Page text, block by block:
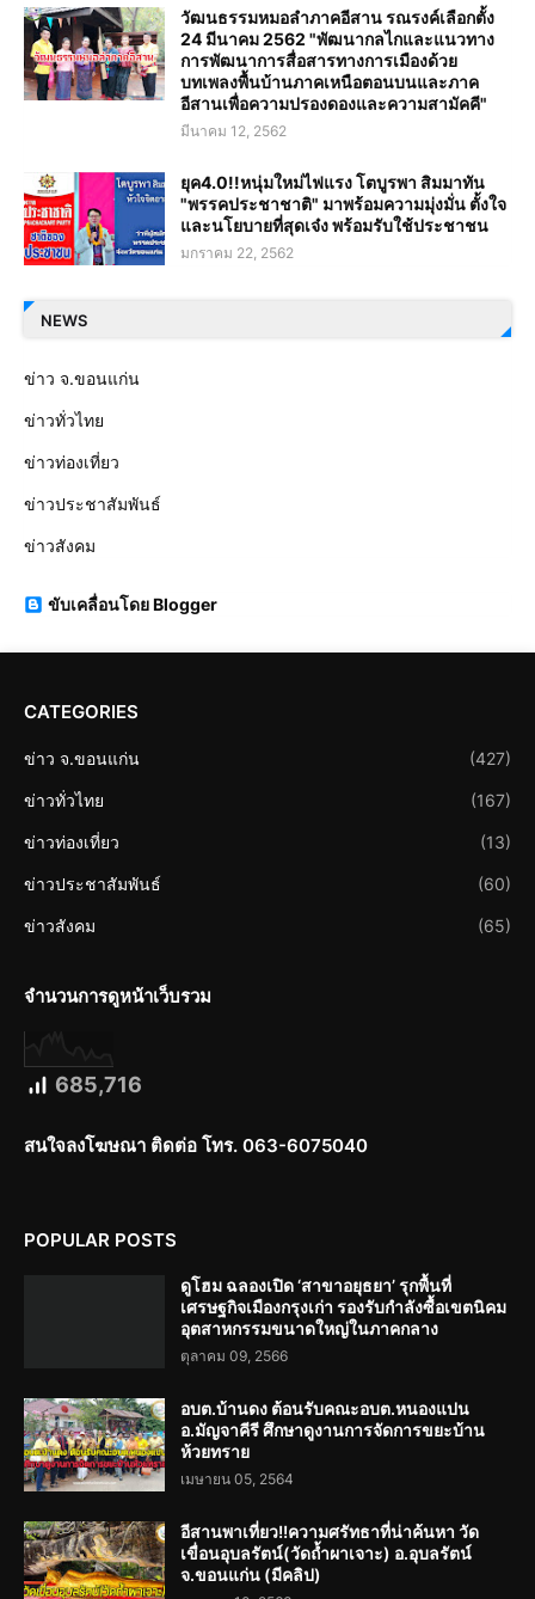
วัฒนธรรมหมอลำภาคอีสาน รณรงค์เลือกตั้ง
24 มีนาคม 2562 "พัฒนากลไกและแนวทาง
การพัฒนาการสื่อสารทางการเมืองด้วย
บทเพลงพื้นบ้านภาคเหนือตอนบนและภาค
อีสานเพื่อความปรองดองและความสามัคคี"
มีนาคม 12, 2562
ยุค4.0!!หนุ่มใหม่ไฟแรง โตบูรพา สิมมาทัน
"พรรคประชาชาติ" มาพร้อมความมุ่งมั่น ตั้งใจ
และนโยบายที่สุดเจ๋ง พร้อมรับใช้ประชาชน
มกราคม 22, 2562
NEWS
ข่าว จ.ขอนแก่น
ข่าวทั่วไทย
ข่าวท่องเที่ยว
ข่าวประชาสัมพันธ์
ข่าวสังคม
ขับเคลื่อนโดย Blogger
CATEGORIES
ข่าว จ.ขอนแก่น (427)
ข่าวทั่วไทย (167)
ข่าวท่องเที่ยว (13)
ข่าวประชาสัมพันธ์ (60)
ข่าวสังคม (65)
จำนวนการดูหน้าเว็บรวม
685,716
สนใจลงโฆษณา ติดต่อ โทร. 063-6075040
POPULAR POSTS
ดูโฮม ฉลองเปิด ‘สาขาอยุธยา’ รุกพื้นที่
เศรษฐกิจเมืองกรุงเก่า รองรับกำลังซื้อเขตนิคม
อุตสาหกรรมขนาดใหญ่ในภาคกลาง
ตุลาคม 09, 2566
อบต.บ้านดง ต้อนรับคณะอบต.หนองแปน
อ.มัญจาคีรี ศึกษาดูงานการจัดการขยะบ้าน
ห้วยทราย
เมษายน 05, 2564
อีสานพาเที่ยว!!ความศรัทธาที่น่าค้นหา วัด
เขื่อนอุบลรัตน์(วัดถ้ำผาเจาะ) อ.อุบลรัตน์
จ.ขอนแก่น (มีคลิป)